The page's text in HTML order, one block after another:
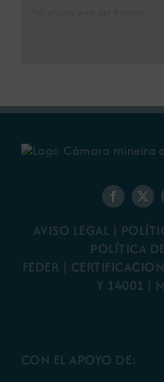
AVISO LEGAL |
POLÍTICA
FEDER |
Y 14001 |
CON EL APOYO DE: